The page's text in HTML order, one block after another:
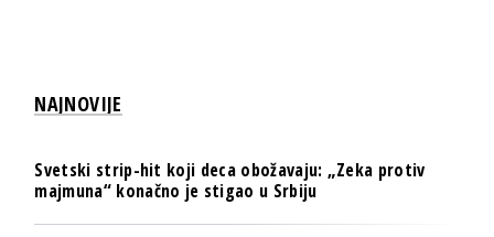
NAJNOVIJE
Svetski strip-hit koji deca obožavaju: „Zeka protiv
majmuna“ konačno je stigao u Srbiju